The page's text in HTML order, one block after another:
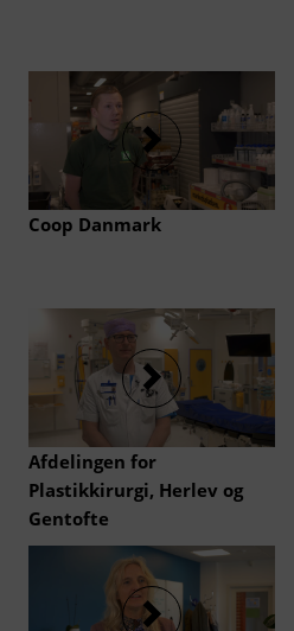
markedsanalyser.
Coop Danmark
Afdelingen for
Plastikkirurgi, Herlev og
Gentofte